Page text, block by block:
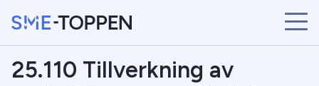
START
25.110 Tillverkning av